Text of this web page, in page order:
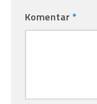
Komentar *